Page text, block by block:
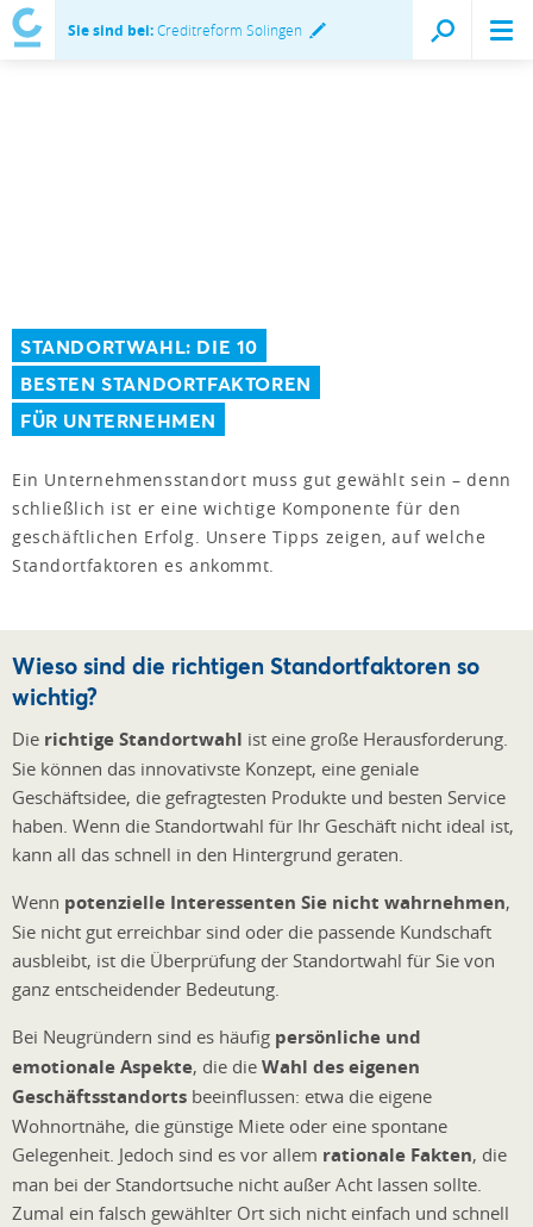
Sie sind bei:Creditreform Solingen
STANDORTWAHL: DIE 10
BESTEN STANDORTFAKTOREN
FÜR UNTERNEHMEN
Ein Unternehmensstandort muss gut gewählt sein – denn
schließlich ist er eine wichtige Komponente für den
geschäftlichen Erfolg. Unsere Tipps zeigen, auf welche
Standortfaktoren es ankommt.
Wieso sind die richtigen Standortfaktoren so
wichtig?
Die richtige Standortwahl ist eine große Herausforderung.
Sie können das innovativste Konzept, eine geniale
Geschäftsidee, die gefragtesten Produkte und besten Service
haben. Wenn die Standortwahl für Ihr Geschäft nicht ideal ist,
kann all das schnell in den Hintergrund geraten.
Wenn potenzielle Interessenten Sie nicht wahrnehmen,
Sie nicht gut erreichbar sind oder die passende Kundschaft
ausbleibt, ist die Überprüfung der Standortwahl für Sie von
ganz entscheidender Bedeutung.
Bei Neugründern sind es häufig persönliche und
emotionale Aspekte, die die Wahl des eigenen
Geschäftsstandorts beeinflussen: etwa die eigene
Wohnortnähe, die günstige Miete oder eine spontane
Gelegenheit. Jedoch sind es vor allem rationale Fakten, die
man bei der Standortsuche nicht außer Acht lassen sollte.
Zumal ein falsch gewählter Ort sich nicht einfach und schnell